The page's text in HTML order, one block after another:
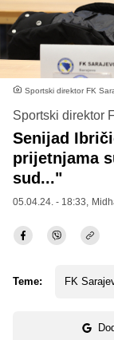
Sportski direktor FK
Sportski direktor
Senijad
prijetnjama
sud..."
05.04.24. - 18:33,
Teme: FK